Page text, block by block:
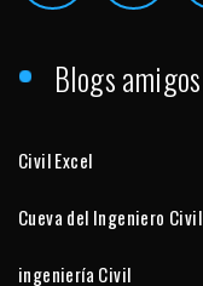
Blogs amigos
Civil Excel
Cueva del Ingeniero Civil
ingeniería Civil